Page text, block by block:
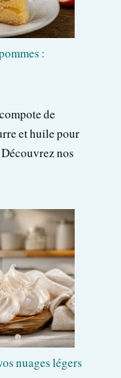
:
de
et huile pour
nos
nuages légers